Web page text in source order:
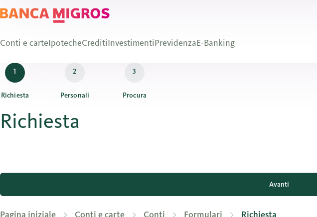
Conti e carteIpotecheCreditiInvestimentiPrevidenzaE-Banking
Richiesta Personali Procura
Richiesta
Avanti
Pagina iniziale Conti e carte Conti Formulari Richiesta